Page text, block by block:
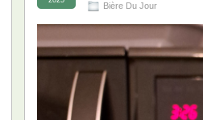
Bière Du Jour